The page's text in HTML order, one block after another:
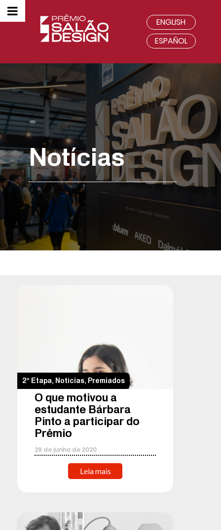
ENGLISH
ESPAÑOL
Notícias
2º Etapa, Notícias, Premiados
O que motivou a
estudante Bárbara
Pinto a participar do
Prêmio
29 de junho de 2020
Leia mais